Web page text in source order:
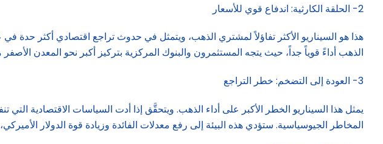
2- الحلقة الكارثية: اندفاع قوي للأسعار
الذهب أداءً قوياً جداً، حيث يتجه المستثمرون والبنوك المركزية بتركيز أكبر نحو المعدن الأصفر
3- العودة إلى التضخم: خطر التراجع
يمثل هذا السيناريو الخطر الأكبر على أداء الذهب. ويتحقَّق إذا أدت السياسات الاقتصادية
المخاطر الجيوسياسية. ستؤدي هذه البيئة إلى رفع معدلات الفائدة وزيادة قوة الدولار